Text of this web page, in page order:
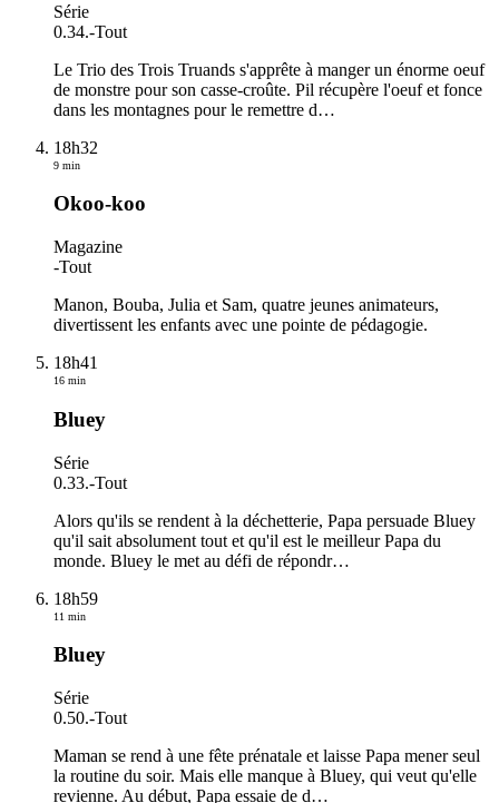
Série
0.34.-Tout
Le Trio des Trois Truands s'apprête à manger un énorme oeuf
de monstre pour son casse-croûte. Pil récupère l'oeuf et fonce
dans les montagnes pour le remettre d…
18h32
9 min
Okoo-koo
Magazine
-Tout
Manon, Bouba, Julia et Sam, quatre jeunes animateurs,
divertissent les enfants avec une pointe de pédagogie.
18h41
16 min
Bluey
Série
0.33.-Tout
Alors qu'ils se rendent à la déchetterie, Papa persuade Bluey
qu'il sait absolument tout et qu'il est le meilleur Papa du
monde. Bluey le met au défi de répondr…
18h59
11 min
Bluey
Série
0.50.-Tout
Maman se rend à une fête prénatale et laisse Papa mener seul
la routine du soir. Mais elle manque à Bluey, qui veut qu'elle
revienne. Au début, Papa essaie de d…